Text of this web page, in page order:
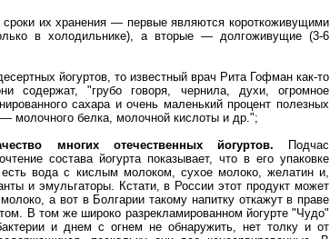
их хранения — первые являются короткоживущими
в холодильнике), а вторые — долгоживущие (3-6
йогуртов, то известный врач Рита Гофман как-то
содержат, "грубо говоря, чернила, духи, огромное
сахара и очень маленький процент полезных
молочного белка, молочной кислоты и др.";
многих отечественных йогуртов. Подчас
состава йогурта показывает, что в его упаковке
вода с кислым молоком, сухое молоко, желатин и,
и эмульгаторы. Кстати, в России этот продукт может
а вот в Болгарии такому напитку откажут в праве
В том же широко разрекламированном йогурте "Чудо"
и днем с огнем не обнаружить, нет толку и от